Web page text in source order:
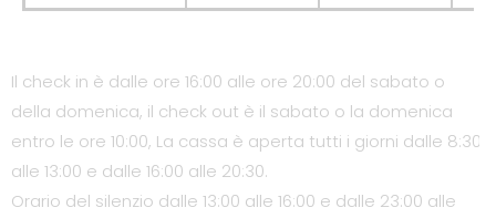
Il check in è dalle ore 16:00 alle ore 20:00 del sabato o
della domenica, il check out è il sabato o la domenica
entro le ore 10:00, La cassa è aperta tutti i giorni dalle 8:30
alle 13:00 e dalle 16:00 alle 20:30.
Orario del silenzio dalle 13:00 alle 16:00 e dalle 23:00 alle